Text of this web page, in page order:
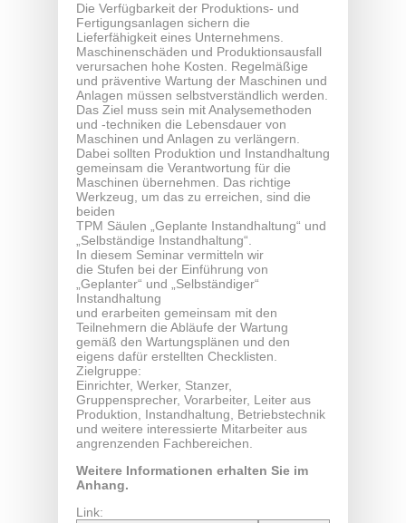
Die Verfügbarkeit der Produktions- und
Fertigungsanlagen sichern die
Lieferfähigkeit eines Unternehmens.
Maschinenschäden und Produktionsausfall
verursachen hohe Kosten. Regelmäßige
und präventive Wartung der Maschinen und
Anlagen müssen selbstverständlich werden.
Das Ziel muss sein mit Analysemethoden
und -techniken die Lebensdauer von
Maschinen und Anlagen zu verlängern.
Dabei sollten Produktion und Instandhaltung
gemeinsam die Verantwortung für die
Maschinen übernehmen. Das richtige
Werkzeug, um das zu erreichen, sind die
beiden
TPM Säulen „Geplante Instandhaltung“ und
„Selbständige Instandhaltung“.
In diesem Seminar vermitteln wir
die Stufen bei der Einführung von
„Geplanter“ und „Selbständiger“
Instandhaltung
und erarbeiten gemeinsam mit den
Teilnehmern die Abläufe der Wartung
gemäß den Wartungsplänen und den
eigens dafür erstellten Checklisten.
Zielgruppe:
Einrichter, Werker, Stanzer,
Gruppensprecher, Vorarbeiter, Leiter aus
Produktion, Instandhaltung, Betriebstechnik
und weitere interessierte Mitarbeiter aus
angrenzenden Fachbereichen.
Weitere Informationen erhalten Sie im
Anhang.
Link: